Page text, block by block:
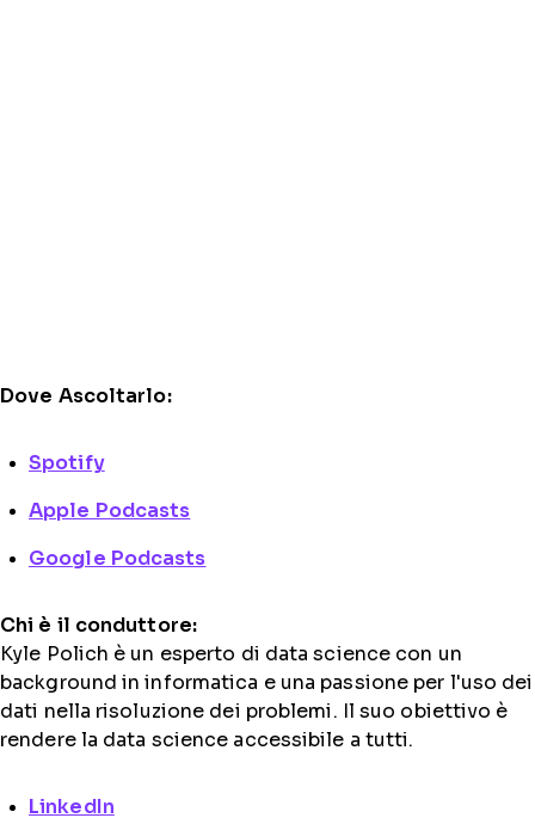
Dove Ascoltarlo:
Spotify
Apple Podcasts
Google Podcasts
Chi è il conduttore:
Kyle Polich è un esperto di data science con un
background in informatica e una passione per l'uso dei
dati nella risoluzione dei problemi. Il suo obiettivo è
rendere la data science accessibile a tutti.
LinkedIn